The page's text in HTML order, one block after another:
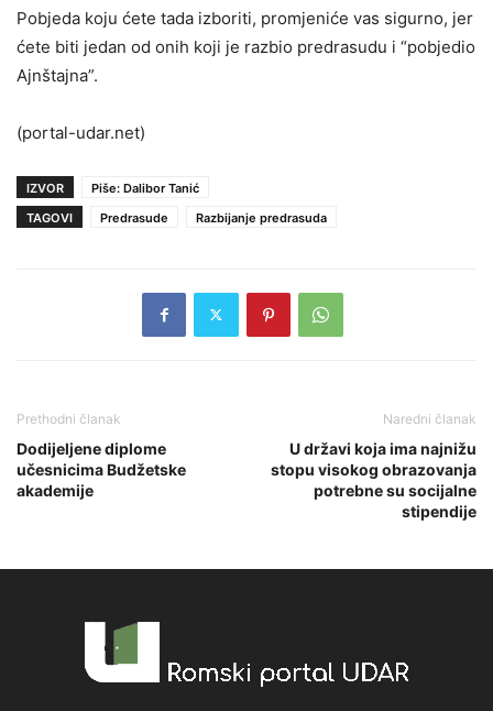
Pobjeda koju ćete tada izboriti, promjeniće vas sigurno, jer
ćete biti jedan od onih koji je razbio predrasudu i “pobjedio
Ajnštajna”.
(portal-udar.net)
IZVOR
Piše: Dalibor Tanić
TAGOVI
Predrasude Razbijanje predrasuda
Prethodni članak
Dodijeljene diplome
učesnicima Budžetske
akademije
Naredni članak
U državi koja ima najnižu
stopu visokog obrazovanja
potrebne su socijalne
stipendije